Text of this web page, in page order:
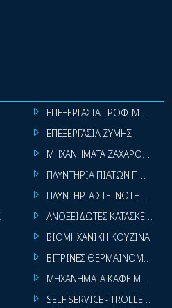
MARKET
ΕΠΕΞΕΡΓΑΣΙΑ ΤΡΟΦΙΜΩΝ
ΕΠΕΞΕΡΓΑΣΙΑ ΖΥΜΗΣ
ΜΗΧΑΝΗΜΑΤΑ
ΠΛΥΝΤΗΡΙΑ ΠΙΑΤΩΝ
ΠΛΥΝΤΗΡΙΑ ΣΤΕΓΝΩΤΗΡΙΑ
ΑΝΟΞΕΙΔΩΤΕΣ ΚΑΤΑΣΚΕΥΕΣ
ΒΙΟΜΗΧΑΝΙΚΗ ΚΟΥΖΙΝΑ
ΒΙΤΡΙΝΕΣ ΘΕΡΜΑΙΝΟΜΕΝΕΣ
ΜΗΧΑΝΗΜΑΤΑ ΚΑΦΕ ΜΠΑΡ
SELF SERVICE - TROLLEY -